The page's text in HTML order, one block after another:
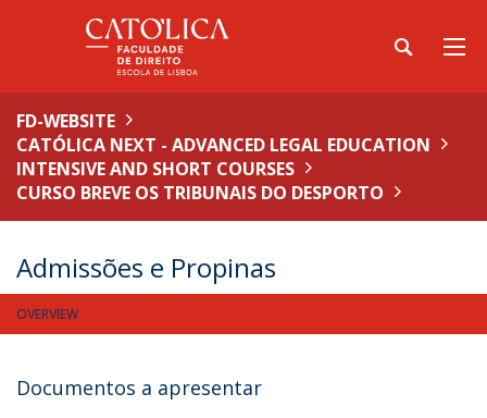
FD-WEBSITE
CATÓLICA NEXT - ADVANCED LEGAL EDUCATION
INTENSIVE AND SHORT COURSES
CURSO BREVE OS TRIBUNAIS DO DESPORTO
Admissões e Propinas
OVERVIEW
Documentos a apresentar